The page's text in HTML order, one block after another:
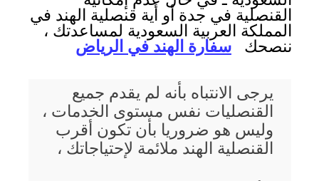
القنصلية في جدة أو أية قنصلية الهند في
المملكة العربية السعودية لمساعدتك ،
ننصحكسفارة الهند في الرياض
يرجى الانتباه بأنه لم يقدم جميع
القنصليات نفس مستوى الخدمات ،
وليس هو ضروريا بأن تكون أقرب
القنصلية الهند ملائمة لإحتياجاتك ،